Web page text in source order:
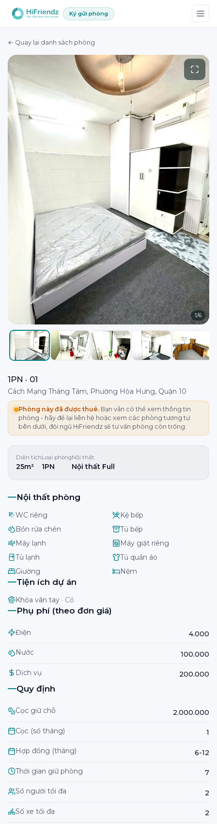
Ký gửi phòng
← Quay lại danh sách phòng
1/6
1PN · 01
Cách Mạng Tháng Tám, Phường Hòa Hưng, Quận 10
Phòng này đã được thuê. Bạn vẫn có thể xem thông tin
phòng - hãy để lại liên hệ hoặc xem các phòng tương tự
bên dưới, đội ngũ HiFriendz sẽ tư vấn phòng còn trống.
Diện tích
25m²
Loại phòng
1PN
Nội thất
Nội thất Full
Nội thất phòng
WC riêng
Kệ bếp
Bồn rửa chén
Tủ bếp
Máy lạnh
Máy giặt riêng
Tủ lạnh
Tủ quần áo
Giường
Nệm
Tiện ích dự án
Khóa vân tay · Có
Phụ phí (theo đơn giá)
Điện 4.000
Nước 100.000
Dịch vụ 200.000
Quy định
Cọc giữ chỗ 2.000.000
Cọc (số tháng) 1
Hợp đồng (tháng) 6-12
Thời gian giữ phòng 7
Số người tối đa 2
Số xe tối đa 2